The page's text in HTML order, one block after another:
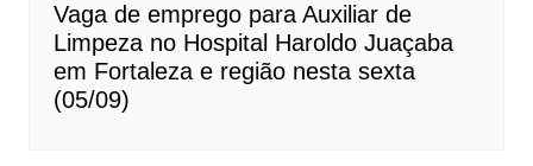
Vaga de emprego para Auxiliar de
Limpeza no Hospital Haroldo Juaçaba
em Fortaleza e região nesta sexta
(05/09)